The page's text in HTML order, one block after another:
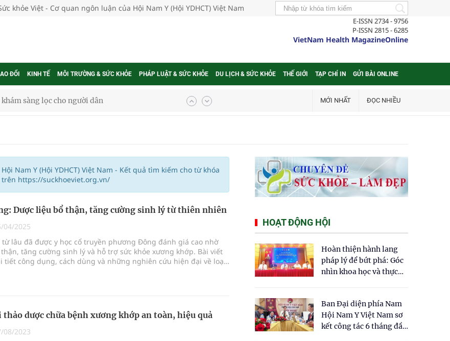
khỏe Việt - Cơ quan ngôn luận của Hội Nam Y (Hội YDHCT) Việt Nam
E-ISSN 2734 - 9756
P-ISSN 2815 - 6285
VietNam Health MagazineOnline
ĐỔI KINH TẾ MÔI TRƯỜNG & SỨC KHỎE PHÁP LUẬT & SỨC KHỎE DU LỊCH & SỨC KHỎE THẾ GIỚI TẠP CHÍ IN GỬI BÀI ONLINE
sàng lọc cho người dân
thực tế
ung thư
Của Các Loài Nhân Sâm (Panax Spp.): Tổng
độ cao nhất 35 độ
MỚI NHẤT ĐỌC NHIỀU
Nam Y (Hội YDHCT) Việt Nam - Kết quả tìm kiếm cho từ khóa
https://suckhoeviet.org.vn/
Dược liệu bổ thận, tăng cường sinh lý từ thiên nhiên
04/2025
từ lâu đã được y học cổ truyền phương Đông đánh giá cao nhờ
tăng cường sinh lý và hỗ trợ sức khỏe xương khớp. Bài viết
tiết công dụng, cách dùng và những nghiên cứu hiện đại về loại
dược chữa bệnh xương khớp an toàn, hiệu quả
08/2023
HOẠT ĐỘNG HỘI
Hoàn thiện hành lang
pháp lý để bứt phá: Góc
nhìn khoa học và thực
cho Luật Y dược cổ
truyền Việt Nam"
Ban Đại diện phía Nam
Hội Nam Y Việt Nam sơ
kết công tác 6 tháng đầu